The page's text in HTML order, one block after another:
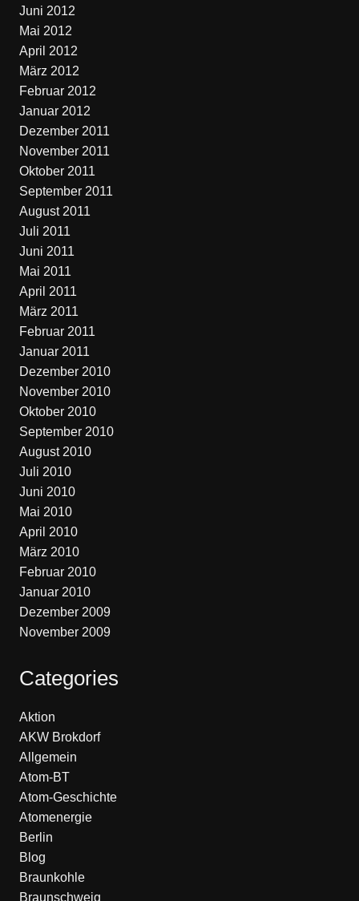
Juni 2012
Mai 2012
April 2012
März 2012
Februar 2012
Januar 2012
Dezember 2011
November 2011
Oktober 2011
September 2011
August 2011
Juli 2011
Juni 2011
Mai 2011
April 2011
März 2011
Februar 2011
Januar 2011
Dezember 2010
November 2010
Oktober 2010
September 2010
August 2010
Juli 2010
Juni 2010
Mai 2010
April 2010
März 2010
Februar 2010
Januar 2010
Dezember 2009
November 2009
Categories
Aktion
AKW Brokdorf
Allgemein
Atom-BT
Atom-Geschichte
Atomenergie
Berlin
Blog
Braunkohle
Braunschweig